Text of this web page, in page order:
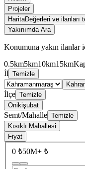
Projeler
HaritaDeğerleri ve ilanları
Yakınımda Ara
Konumuna yakın ilanlar
0.5km5km10km15km
İl Temizle
İlçe Temizle
Onikişubat
Semt/Mahalle Temizle
Kısıklı Mahallesi
Fiyat
0 ₺50M+ ₺